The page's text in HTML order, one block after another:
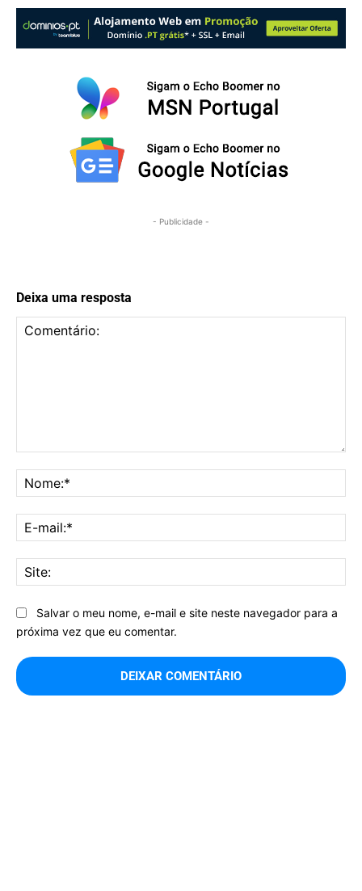
- Publicidade -
Deixa uma resposta
Salvar o meu nome, e-mail e site neste navegador para a
próxima vez que eu comentar.